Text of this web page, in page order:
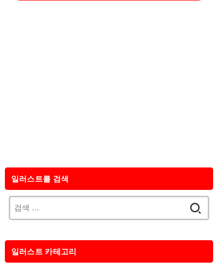
일러스트를 검색
색:
일러스트 카테고리